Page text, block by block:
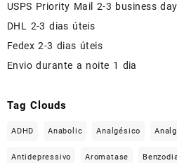
USPS Priority Mail 2-3 business
DHL 2-3 dias úteis
Fedex 2-3 dias úteis
Envio durante a noite 1 dia
Tag Clouds
ADHD Anabolic Analgésico
Antidepressivo Aromatase